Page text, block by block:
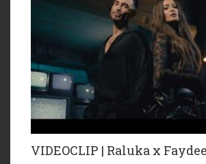
VIDEOCLIP | Raluka x